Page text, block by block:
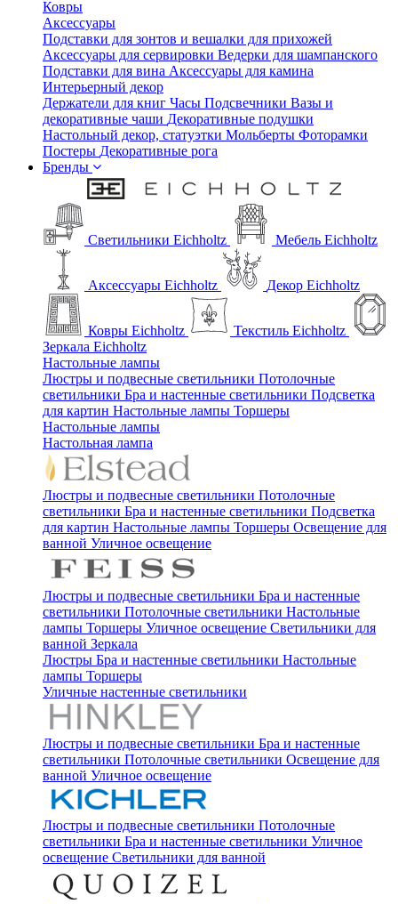
Ковры
Аксессуары
Подставки для зонтов и вешалки для прихожей
Аксессуары для сервировки Ведерки для шампанского
Подставки для вина Аксессуары для камина
Интерьерный декор
Держатели для книг Часы Подсвечники Вазы и
декоративные чаши Декоративные подушки
Настольный декор, статуэтки Мольберты Фоторамки
Постеры Декоративные рога
Бренды
Светильники Eichholtz Мебель Eichholtz
Аксессуары Eichholtz Декор Eichholtz
Ковры Eichholtz
Текстиль Eichholtz
Зеркала Eichholtz
Настольные лампы
Люстры и подвесные светильники Потолочные
светильники Бра и настенные светильники Подсветка
для картин Настольные лампы Торшеры
Настольные лампы
Настольная лампа
Люстры и подвесные светильники Потолочные
светильники Бра и настенные светильники Подсветка
для картин Настольные лампы Торшеры Освещение для
ванной Уличное освещение
Люстры и подвесные светильники Бра и настенные
светильники Потолочные светильники Настольные
лампы Торшеры Уличное освещение Светильники для
ванной Зеркала
Люстры Бра и настенные светильники Настольные
лампы Торшеры
Уличные настенные светильники
Люстры и подвесные светильники Бра и настенные
светильники Потолочные светильники Освещение для
ванной Уличное освещение
Люстры и подвесные светильники Потолочные
светильники Бра и настенные светильники Уличное
освещение Светильники для ванной